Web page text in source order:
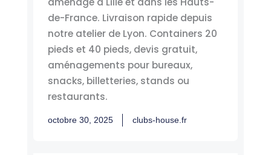
de-France. Livraison rapide depuis
notre atelier de Lyon. Containers 20
pieds et 40 pieds, devis gratuit,
aménagements pour bureaux,
snacks, billetteries, stands ou
restaurants.
octobre 30, 2025 clubs-house.fr